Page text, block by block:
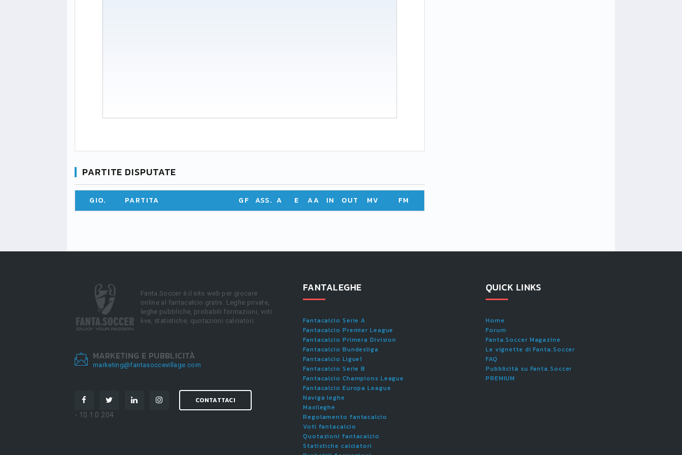
PARTITE DISPUTATE
GIO. PARTITA GF ASS. A E AA IN OUT MV FM
Fanta.Soccer è il sito web per giocare
online al fantacalcio gratis. Leghe private,
leghe pubbliche, probabili formazioni, voti
live, statistiche, quotazioni calciatori.
MARKETING E PUBBLICITÀ
marketing@fantasoccevillage.com
CONTATTACI
- 10.1.0.204
FANTALEGHE
Fantacalcio Serie A
Fantacalcio Premier League
Fantacalcio Primera Division
Fantacalcio Bundesliga
Fantacalcio Ligue1
Fantacalcio Serie B
Fantacalcio Champions League
Fantacalcio Europa League
Naviga leghe
Maxileghe
Regolamento fantacalcio
Voti fantacalcio
Quotazioni fantacalcio
Statistiche calciatori
QUICK LINKS
Home
Forum
Fanta.Soccer Magazine
Le vignette di Fanta.Soccer
FAQ
Pubblicità su Fanta.Soccer
PREMIUM